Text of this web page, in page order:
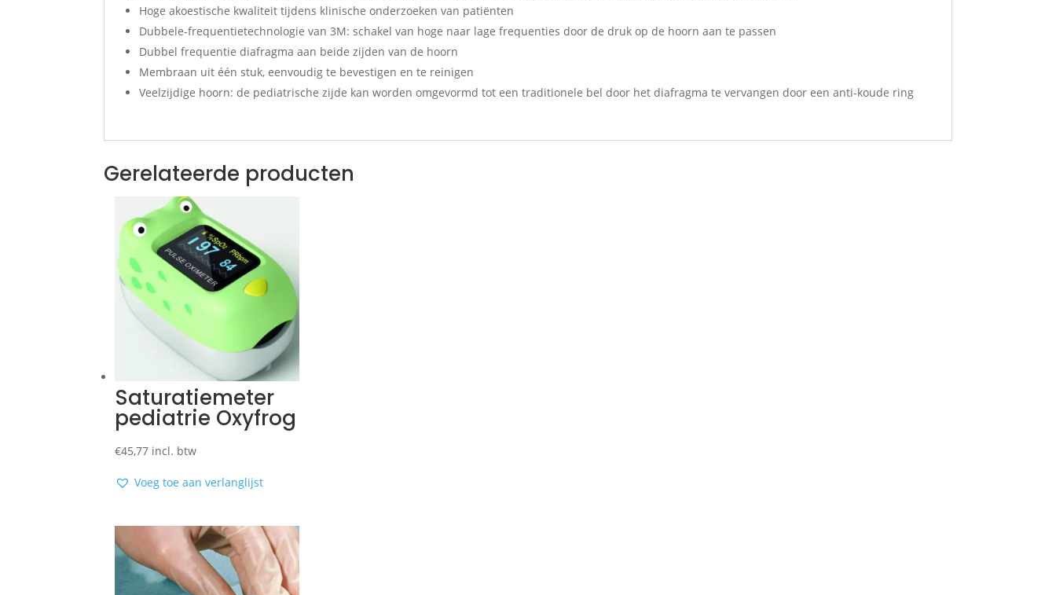
Hoge akoestische kwaliteit tijdens klinische onderzoeken van patiënten
Dubbele-frequentietechnologie van 3M: schakel van hoge naar lage frequenties door de druk op de hoorn aan te passen
Dubbel frequentie diafragma aan beide zijden van de hoorn
Membraan uit één stuk, eenvoudig te bevestigen en te reinigen
Veelzijdige hoorn: de pediatrische zijde kan worden omgevormd tot een traditionele bel door het diafragma te vervangen door een anti-koude ring
Gerelateerde producten
Saturatiemeter
pediatrie Oxyfrog
€45,77 incl. btw
Voeg toe aan verlanglijst